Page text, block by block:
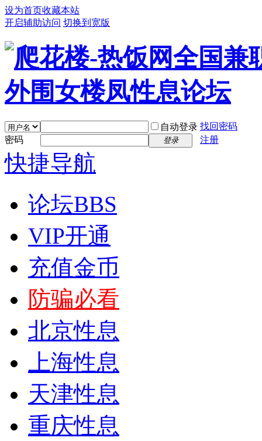
设为首页收藏本站
开启辅助访问 切换到宽版
自动登录 找回密码
密码
登录 注册
快捷导航
论坛BBS
VIP开通
充值金币
防骗必看
北京性息
上海性息
天津性息
重庆性息